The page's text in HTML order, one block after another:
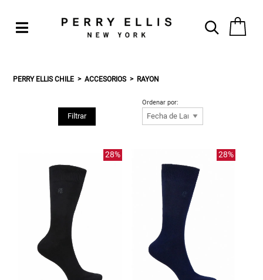
PERRY ELLIS CHILE ACCESORIOS RAYON
Filtrar
Ordenar por:
28% 28%